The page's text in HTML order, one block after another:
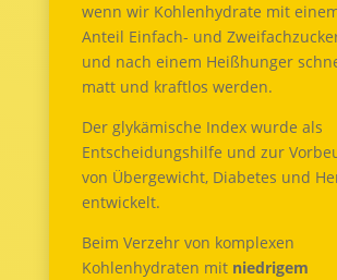
wenn wir Kohlenhydrate mit
Anteil Einfach- und
und nach einem Heißhunger
matt und kraftlos werden.
Der glykämische Index wurde als
Entscheidungshilfe und zur
von Übergewicht, Diabetes und
entwickelt.
Beim Verzehr von komplexen
Kohlenhydraten mit niedrigem